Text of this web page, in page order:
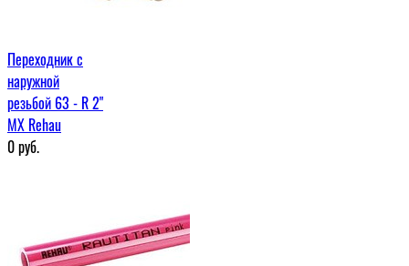
Переходник с
наружной
резьбой 63 - R 2"
МХ Rehau
0руб.